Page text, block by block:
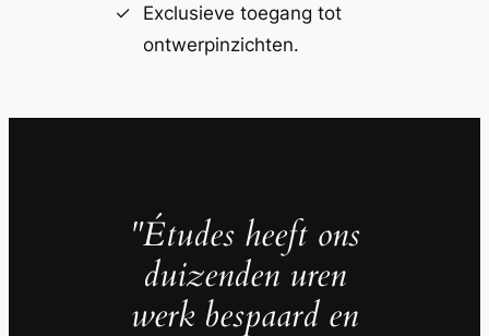
Exclusieve toegang tot
ontwerpinzichten.
"Études heeft ons
duizenden uren
werk bespaard en